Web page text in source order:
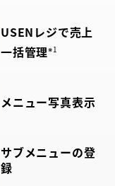
USENレジで売上
一括管理※1
メニュー写真表示
サブメニューの登
録